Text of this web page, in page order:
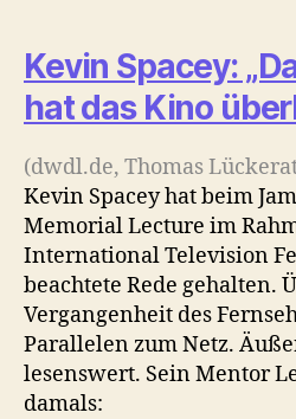
Kevin Spacey:
hat das Kino
(dwdl.de, Thomas
Kevin Spacey hat beim
Memorial Lecture im
International Television
beachtete Rede gehalten.
Vergangenheit des
Parallelen zum Netz.
lesenswert. Sein Mentor
damals: